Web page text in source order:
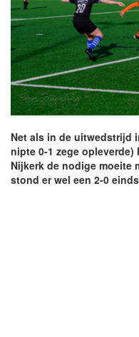
Net als in de uitwedstrijd
nipte 0-1 zege
Nijkerk de nodige moeite
stond er wel een 2-0